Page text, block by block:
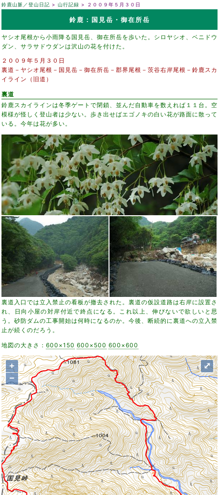
鈴鹿山脈／登山日記 山行記録 ２００９年５月３０日
鈴鹿：国見岳・御在所岳
ヤシオ尾根から小雨降る国見岳、御在所岳を歩いた。シロヤシオ、ベニドウ
ダン、サラサドウダンは沢山の花を付けた。
２００９年５月３０日
裏道－ヤシオ尾根－国見岳－御在所岳－郡界尾根－茨谷右岸尾根－鈴鹿スカ
イライン（旧道）
裏道
鈴鹿スカイラインは冬季ゲートで閉鎖、並んだ自動車を数えれば１１台。空
模様が怪しく登山者は少ない。歩き出せばエゴノキの白い花が路面に散って
いる。今年は花が多い。
裏道入口では立入禁止の看板が撤去された。裏道の仮設道路は右岸に設置さ
れ、日向小屋の対岸付近で終点になる。これ以上、伸びないで欲しいと思
う。砂防ダムの工事開始は何時になるのか。今後、断続的に裏道への立入禁
止が続くのだろう。
地図の大きさ： 600×150 600×500 600×600
+
−
⤢